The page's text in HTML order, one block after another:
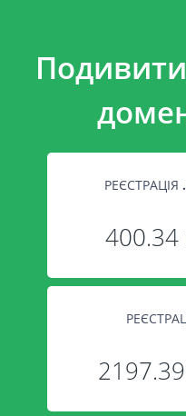
РЕЄСТРАЦІЯ .
400.34